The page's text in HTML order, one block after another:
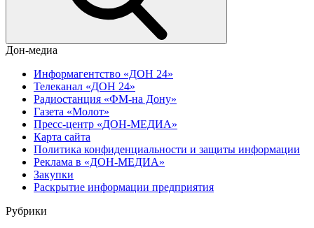
Дон-медиа
Информагентство «ДОН 24»
Телеканал «ДОН 24»
Радиостанция «ФМ-на Дону»
Газета «Молот»
Пресс-центр «ДОН-МЕДИА»
Карта сайта
Политика конфиденциальности и защиты информации
Реклама в «ДОН-МЕДИА»
Закупки
Раскрытие информации предприятия
Рубрики